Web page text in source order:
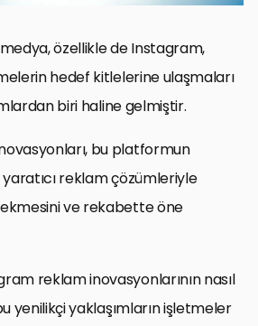
özellikle de Instagram,
hedef kitlelerine ulaşmaları
biri haline gelmiştir.
bu platformun
reklam çözümleriyle
ve rekabette öne
reklam inovasyonlarının nasıl
yenilikçi yaklaşımların işletmeler